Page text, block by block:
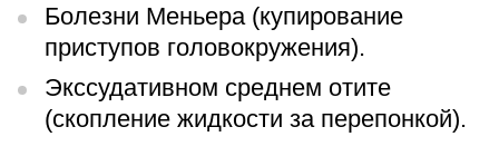
Болезни Меньера (купирование
приступов головокружения).
Экссудативном среднем отите
(скопление жидкости за перепонкой).